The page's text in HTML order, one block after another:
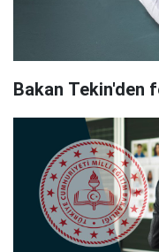
Bakan Tekin'den